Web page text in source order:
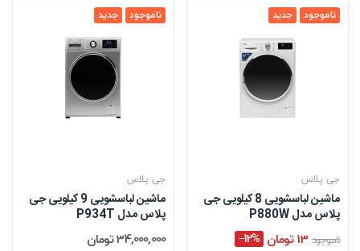
جدید ناموجود
جی پلاس
ماشین لباسشویی 9 کیلویی جی
پلاس مدل P934T
34,000,000 تومان
جدید ناموجود
جی پلاس
ماشین لباسشویی 8 کیلویی جی
پلاس مدل P880W
ناموجود 13 تومان ‎−12%